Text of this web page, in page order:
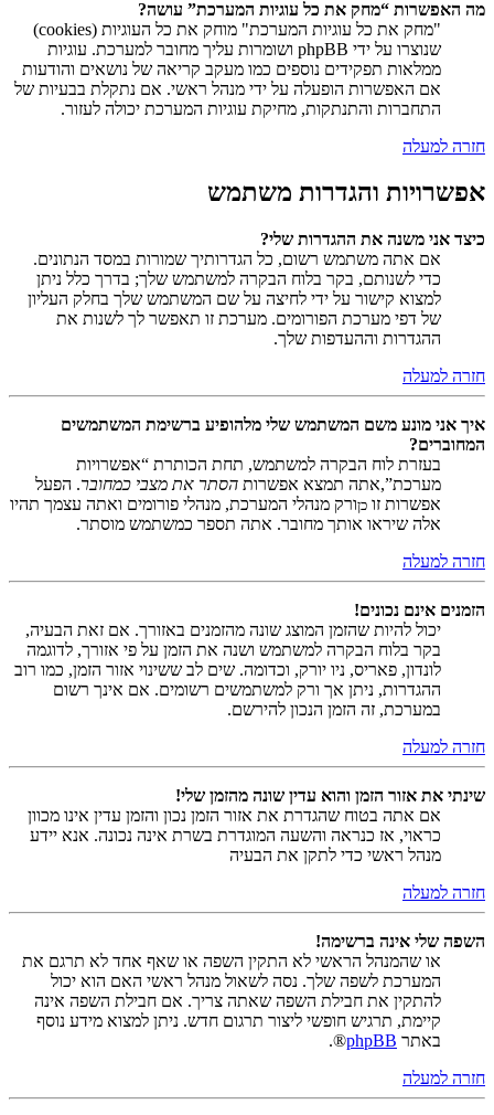
מה האפשרות “מחק את כל עוגיות המערכת” עושה?
"מחק את כל עוגיות המערכת" מוחק את כל העוגיות (cookies)
שנוצרו על ידי phpBB ושומרות עליך מחובר למערכת. עוגיות
ממלאות תפקידים נוספים כמו מעקב קריאה של נושאים והודעות
אם האפשרות הופעלה על ידי מנהל ראשי. אם נתקלת בבעיות של
התחברות והתנתקות, מחיקת עוגיות המערכת יכולה לעזור.
חזרה למעלה
אפשרויות והגדרות משתמש
כיצד אני משנה את ההגדרות שלי?
אם אתה משתמש רשום, כל הגדרותיך שמורות במסד הנתונים.
כדי לשנותם, בקר בלוח הבקרה למשתמש שלך; בדרך כלל ניתן
למצוא קישור על ידי לחיצה על שם המשתמש שלך בחלק העליון
של דפי מערכת הפורומים. מערכת זו תאפשר לך לשנות את
ההגדרות וההעדפות שלך.
חזרה למעלה
איך אני מונע משם המשתמש שלי מלהופיע ברשימת המשתמשים
המחוברים?
בעזרת לוח הבקרה למשתמש, תחת הכותרת “אפשרויות
מערכת”,אתה תמצא אפשרות הסתר את מצבי כמחובר. הפעל
אפשרות זו כןורק מנהלי המערכת, מנהלי פורומים ואתה עצמך תהיו
אלה שיראו אותך מחובר. אתה תספר כמשתמש מוסתר.
חזרה למעלה
הזמנים אינם נכונים!
יכול להיות שהזמן המוצג שונה מהזמנים באזורך. אם זאת הבעיה,
בקר בלוח הבקרה למשתמש ושנה את הזמן על פי אזורך, לדוגמה
לונדון, פאריס, ניו יורק, וכדומה. שים לב ששינוי אזור הזמן, כמו רוב
ההגדרות, ניתן אך ורק למשתמשים רשומים. אם אינך רשום
במערכת, זה הזמן הנכון להירשם.
חזרה למעלה
שינתי את אזור הזמן והוא עדין שונה מהזמן שלי!
אם אתה בטוח שהגדרת את אזור הזמן נכון והזמן עדין אינו מכוון
כראוי, אז כנראה והשעה המוגדרת בשרת אינה נכונה. אנא יידע
מנהל ראשי כדי לתקן את הבעיה
חזרה למעלה
השפה שלי אינה ברשימה!
או שהמנהל הראשי לא התקין השפה או שאף אחד לא תרגם את
המערכת לשפה שלך. נסה לשאול מנהל ראשי האם הוא יכול
להתקין את חבילת השפה שאתה צריך. אם חבילת השפה אינה
קיימת, תרגיש חופשי ליצור תרגום חדש. ניתן למצוא מידע נוסף
באתר phpBB
®.
חזרה למעלה